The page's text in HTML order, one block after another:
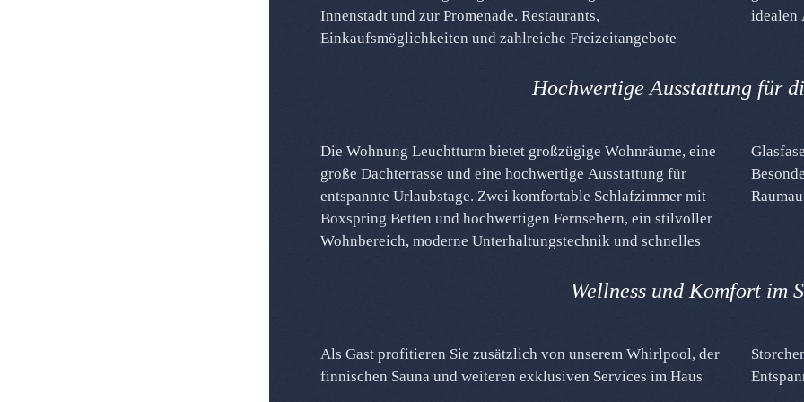
Innenstadt und zur Promenade. Restaurants,
Einkaufsmöglichkeiten und zahlreiche Freizeitangebote
idealen
Hochwertige Ausstattung für
Die Wohnung Leuchtturm bietet großzügige Wohnräume, eine
große Dachterrasse und eine hochwertige Ausstattung für
entspannte Urlaubstage. Zwei komfortable Schlafzimmer mit
Boxspring Betten und hochwertigen Fernsehern, ein stilvoller
Wohnbereich, moderne Unterhaltungstechnik und schnelles
Glasfaser-WLAN sorgen für einen angenehmen Aufenthalt.
Besonders Familien profitieren von der großzügigen
Wellness und Komfort im
Als Gast profitieren Sie zusätzlich von unserem Whirlpool, der
finnischen Sauna und weiteren exklusiven Services im Haus
Storchennest. So verbinden Sie Familienurlaub und